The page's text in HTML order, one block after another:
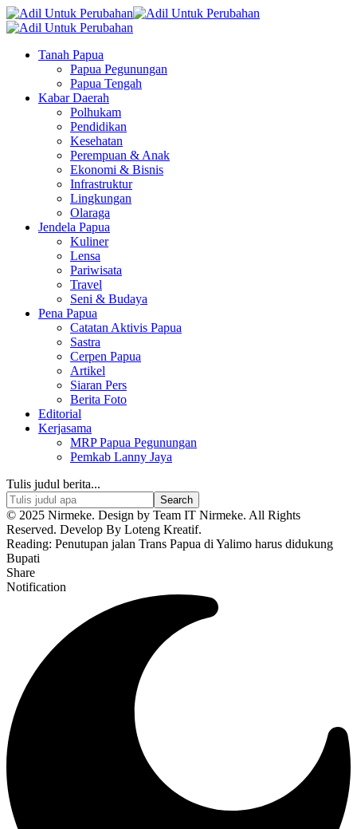
Tanah Papua
Papua Pegunungan
Papua Tengah
Kabar Daerah
Polhukam
Pendidikan
Kesehatan
Perempuan & Anak
Ekonomi & Bisnis
Infrastruktur
Lingkungan
Olaraga
Jendela Papua
Kuliner
Lensa
Pariwisata
Travel
Seni & Budaya
Pena Papua
Catatan Aktivis Papua
Sastra
Cerpen Papua
Artikel
Siaran Pers
Berita Foto
Editorial
Kerjasama
MRP Papua Pegunungan
Pemkab Lanny Jaya
Tulis judul berita...
© 2025 Nirmeke. Design by Team IT Nirmeke. All Rights
Reserved. Develop By Loteng Kreatif.
Reading: Penutupan jalan Trans Papua di Yalimo harus didukung
Bupati
Share
Notification